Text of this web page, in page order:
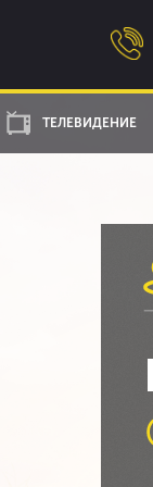
ТЕЛЕВИДЕНИЕ